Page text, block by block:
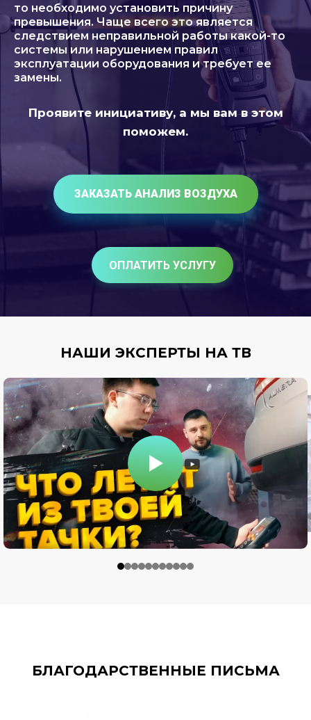
то необходимо установить причину
превышения. Чаще всего это является
следствием неправильной работы какой-то
системы или нарушением правил
эксплуатации оборудования и требует ее
замены.
Проявите инициативу, а мы вам в этом
поможем.
ЗАКАЗАТЬ АНАЛИЗ ВОЗДУХА
ОПЛАТИТЬ УСЛУГУ
НАШИ ЭКСПЕРТЫ НА ТВ
БЛАГОДАРСТВЕННЫЕ ПИСЬМА